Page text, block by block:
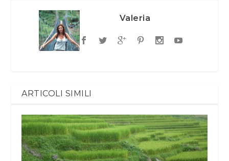
Valeria
ARTICOLI SIMILI